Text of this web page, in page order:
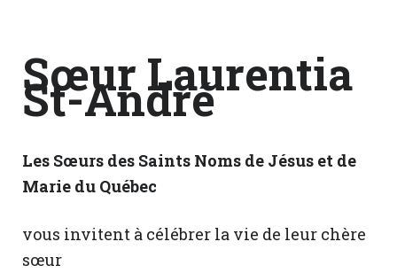
Sœur Laurentia
St-André
Les Sœurs des Saints Noms de Jésus et de
Marie du Québec
vous invitent à célébrer la vie de leur chère
sœur